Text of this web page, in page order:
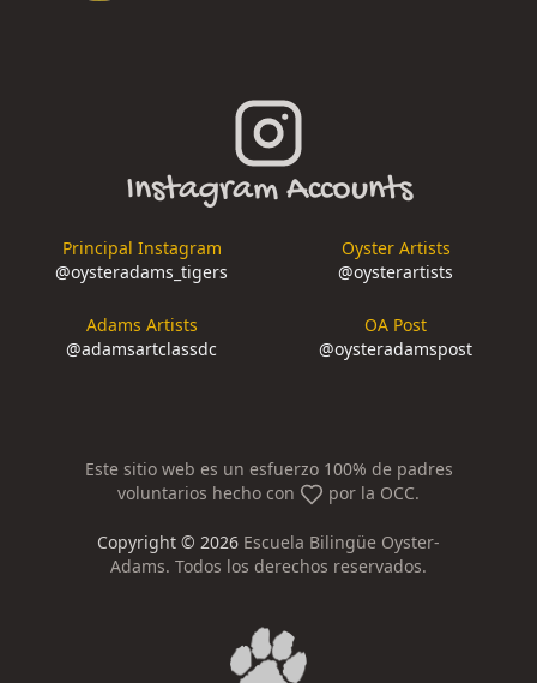
Instagram Accounts
Principal Instagram
@oysteradams_tigers
Oyster Artists
@oysterartists
Adams Artists
@adamsartclassdc
OA Post
@oysteradamspost
Este sitio web es un esfuerzo 100% de padres
voluntarios hecho con
por la OCC.
Copyright © 2026 Escuela Bilingüe Oyster-
Adams. Todos los derechos reservados.